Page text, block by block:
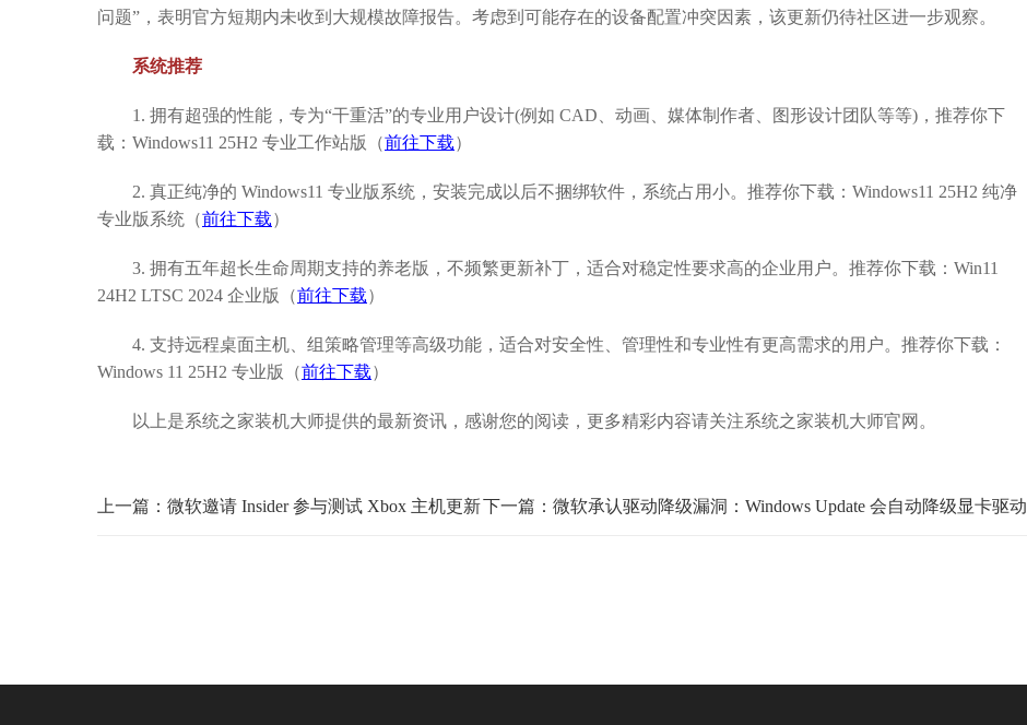
问题”，表明官方短期内未收到大规模故障报告。考虑到可能存在的设备配置冲突因素，该更新仍待社区进一步观察。
系统推荐
1. 拥有超强的性能，专为“干重活”的专业用户设计(例如 CAD、动画、媒体制作者、图形设计团队等等)，推荐你下
载：Windows11 25H2 专业工作站版（前往下载）
2. 真正纯净的 Windows11 专业版系统，安装完成以后不捆绑软件，系统占用小。推荐你下载：Windows11 25H2 纯净
专业版系统（前往下载）
3. 拥有五年超长生命周期支持的养老版，不频繁更新补丁，适合对稳定性要求高的企业用户。推荐你下载：Win11
24H2 LTSC 2024 企业版（前往下载）
4. 支持远程桌面主机、组策略管理等高级功能，适合对安全性、管理性和专业性有更高需求的用户。推荐你下载：
Windows 11 25H2 专业版（前往下载）
以上是系统之家装机大师提供的最新资讯，感谢您的阅读，更多精彩内容请关注系统之家装机大师官网。
上一篇：微软邀请 Insider 参与测试 Xbox 主机更新下一篇：微软承认驱动降级漏洞：Windows Update 会自动降级显卡驱动